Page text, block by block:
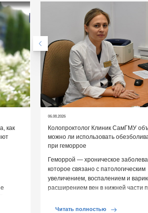
как
06.08.2026
Колопроктолог Клиник СамГМУ
можно ли использовать
при геморрое
Геморрой — хроническое
которое связано с патологическим
увеличением, воспалением и
расширением вен в нижней части
обострении […]
Читать полностью